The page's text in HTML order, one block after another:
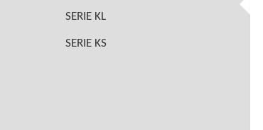
SERIE KL
SERIE KS